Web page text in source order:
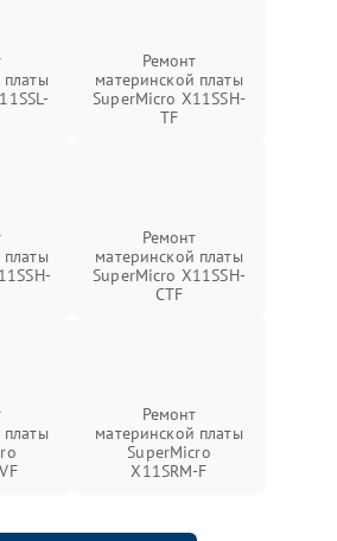
Ремонт
материнской платы
SuperMicro X11SSH-
TF
Ремонт
материнской платы
SuperMicro X11SSH-
CTF
Ремонт
материнской платы
SuperMicro
X11SRM-F